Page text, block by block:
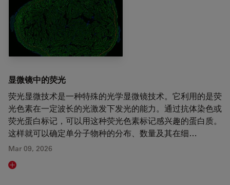
显微镜中的荧光
荧光显微技术是一种特殊的光学显微镜技术。它利用的是荧
光色素在一定波长的光激发下发光的能力。通过抗体染色或
荧光蛋白标记，可以用这种荧光色素标记感兴趣的蛋白质。
这样就可以确定单分子物种的分布、数量及其在细…
Mar 09, 2026
Read article